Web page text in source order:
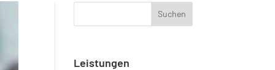
Leistungen